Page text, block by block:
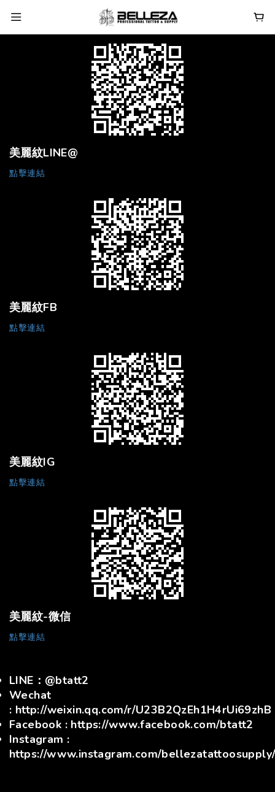
美麗紋LINE@
點擊連結
美麗紋FB
點擊連結
美麗紋IG
點擊連結
美麗紋-微信
點擊連結
LINE：@btatt2
Wechat
: http://weixin.qq.com/r/U23B2QzEh1H4rUi69zhB
Facebook : https://www.facebook.com/btatt2
Instagram :
https://www.instagram.com/